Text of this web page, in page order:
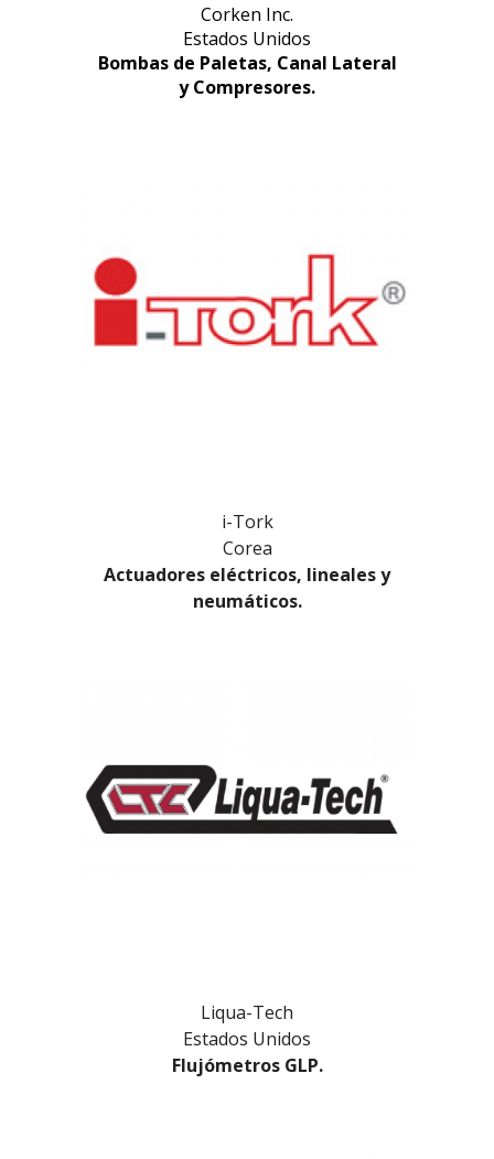
Corken Inc.
Estados Unidos
Bombas de Paletas, Canal Lateral
y Compresores.
i-Tork
Corea
Actuadores eléctricos, lineales y
neumáticos.
Liqua-Tech
Estados Unidos
Flujómetros GLP.